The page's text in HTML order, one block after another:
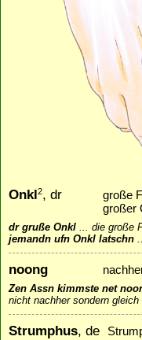
Onkl2, dr
große
großer
dr gruße Onkl ... die große
jemandn ufn Onkl latschn
noong
Zen Assn kimmste net
nicht nachher sondern gleich
Strumphus, de